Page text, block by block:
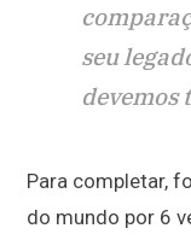
seu
devemos
Para completar,
do mundo por 6